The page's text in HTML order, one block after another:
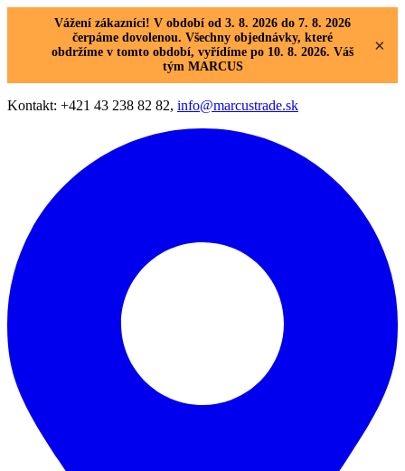
Vážení zákazníci! V období od 3. 8. 2026 do 7. 8. 2026
čerpáme dovolenou. Všechny objednávky, které
obdržíme v tomto období, vyřídíme po 10. 8. 2026. Váš
tým MARCUS
×
Kontakt: +421 43 238 82 82, info@marcustrade.sk